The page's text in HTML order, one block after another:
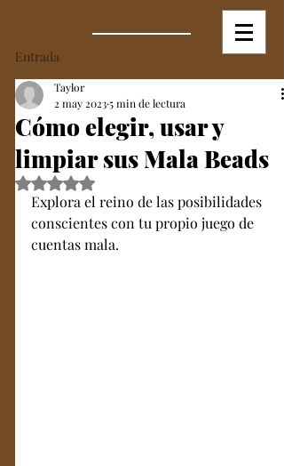
Entrada
Cómo elegir, usar y
limpiar sus Mala Beads
Taylor
2 may 20235 min de lectura
Obtuvo NaN de 5 estrellas.
Explora el reino de las posibilidades
conscientes con tu propio juego de
cuentas mala.